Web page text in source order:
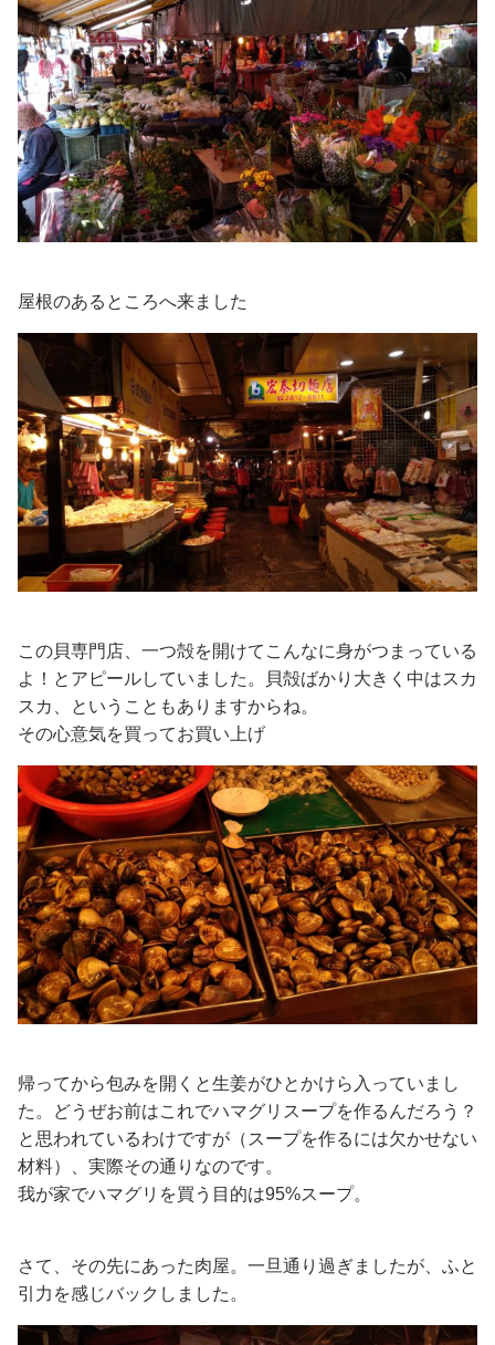
屋根のあるところへ来ました
この貝専門店、一つ殻を開けてこんなに身がつまっている
よ！とアピールしていました。貝殻ばかり大きく中はスカ
スカ、ということもありますからね。
その心意気を買ってお買い上げ
帰ってから包みを開くと生姜がひとかけら入っていまし
た。どうぜお前はこれでハマグリスープを作るんだろう？
と思われているわけですが（スープを作るには欠かせない
材料）、実際その通りなのです。
我が家でハマグリを買う目的は95%スープ。
さて、その先にあった肉屋。一旦通り過ぎましたが、ふと
引力を感じバックしました。